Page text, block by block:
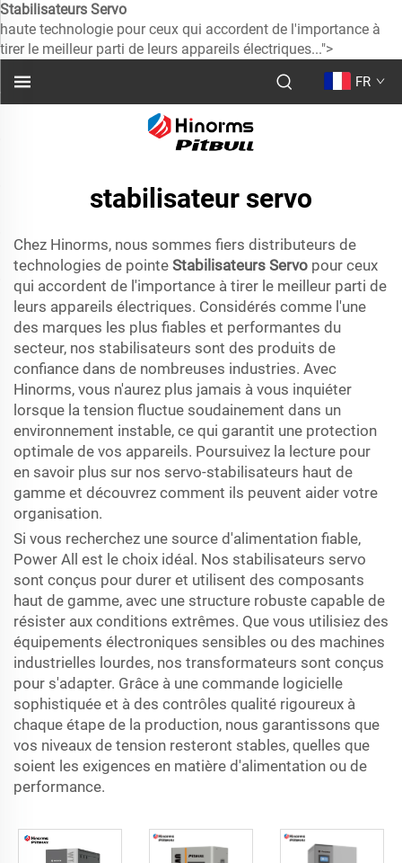
Stabilisateurs Servo
haute technologie pour ceux qui accordent de l'importance à
tirer le meilleur parti de leurs appareils électriques...">
FR
stabilisateur servo
Chez Hinorms, nous sommes fiers distributeurs de
technologies de pointe Stabilisateurs Servo pour ceux
qui accordent de l'importance à tirer le meilleur parti de
leurs appareils électriques. Considérés comme l'une
des marques les plus fiables et performantes du
secteur, nos stabilisateurs sont des produits de
confiance dans de nombreuses industries. Avec
Hinorms, vous n'aurez plus jamais à vous inquiéter
lorsque la tension fluctue soudainement dans un
environnement instable, ce qui garantit une protection
optimale de vos appareils. Poursuivez la lecture pour
en savoir plus sur nos servo-stabilisateurs haut de
gamme et découvrez comment ils peuvent aider votre
organisation.
Si vous recherchez une source d'alimentation fiable,
Power All est le choix idéal. Nos stabilisateurs servo
sont conçus pour durer et utilisent des composants
haut de gamme, avec une structure robuste capable de
résister aux conditions extrêmes. Que vous utilisiez des
équipements électroniques sensibles ou des machines
industrielles lourdes, nos transformateurs sont conçus
pour s'adapter. Grâce à une commande logicielle
sophistiquée et à des contrôles qualité rigoureux à
chaque étape de la production, nous garantissons que
vos niveaux de tension resteront stables, quelles que
soient les exigences en matière d'alimentation ou de
performance.